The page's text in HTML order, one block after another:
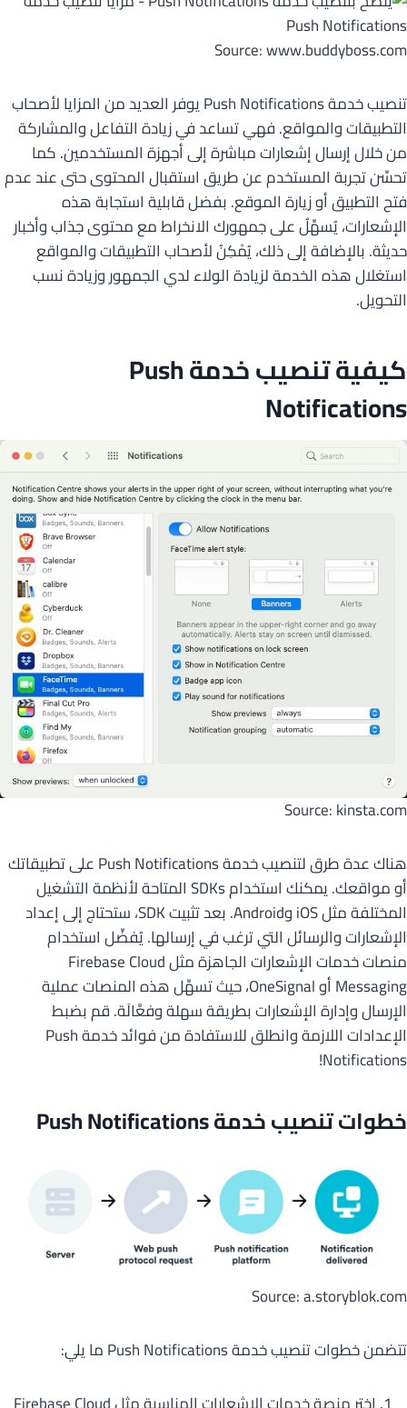
Source: www.buddyboss.com
تنصيب خدمة Push Notifications يوفر العديد من المزايا لأصحاب
التطبيقات والمواقع. فهي تساعد في زيادة التفاعل والمشاركة
من خلال إرسال إشعارات مباشرة إلى أجهزة المستخدمين. كما
تحسِّن تجربة المستخدم عن طريق استقبال المحتوى حتى عند عدم
فتح التطبيق أو زيارة الموقع. بفضل قابلية استجابة هذه
الإشعارات، يُسهِّلُ على جمهورك الانخراط مع محتوى جذاب وأخبار
حديثة. بالإضافة إلى ذلك، يُمْكِنُ لأصحاب التطبيقات والمواقع
استغلال هذه الخدمة لزيادة الولاء لدي الجمهور وزيادة نسب
التحويل.
كيفية تنصيب خدمة Push
Notifications
Source: kinsta.com
هناك عدة طرق لتنصيب خدمة Push Notifications على تطبيقاتك
أو مواقعك. يمكنك استخدام SDKs المتاحة لأنظمة التشغيل
المختلفة مثل iOS وAndroid. بعد تثبيت SDK، ستحتاج إلى إعداد
الإشعارات والرسائل التي ترغب في إرسالها. يُفضِّل استخدام
منصات خدمات الإشعارات الجاهزة مثل Firebase Cloud
Messaging أو OneSignal، حيث تسهِّل هذه المنصات عملية
الإرسال وإدارة الإشعارات بطريقة سهلة وفعَّالَة. قم بضبط
الإعدادات اللازمة وانطلق للاستفادة من فوائد خدمة Push
Notifications!
خطوات تنصيب خدمة Push Notifications
Source: a.storyblok.com
تتضمن خطوات تنصيب خدمة Push Notifications ما يلي: